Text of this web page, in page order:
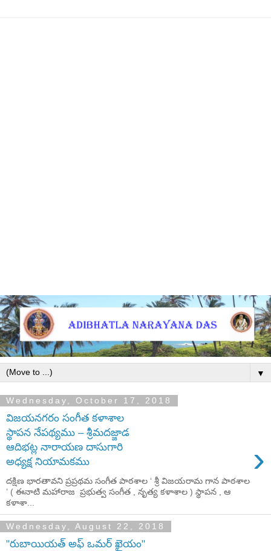
▼
Wednesday, October 17, 2018
విజయనగరం సంగీత కళాశాల
స్థాపన నేపథ్యము – శ్రీమదజ్జాడ
ఆదిభట్ల నారాయణ దాసుగారి
అధ్యక్ష నియామకము
›
దక్షిణ భారతావని ప్రప్రథమ సంగీత పాఠశాల ‘ శ్రీ విజయరామ గాన పాఠశాల
’ ( ఈనాటి మహారాజ ప్రభుత్వ సంగీత , నృత్య కళాశాల ) స్థాపన , ఆ
కళాశా...
Wednesday, August 22, 2018
"రుబాయియత్ అఫ్ ఒమర్ ఖైయం"